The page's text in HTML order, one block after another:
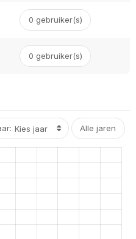
0 gebruiker(s)
0 gebruiker(s)
Alle jaren